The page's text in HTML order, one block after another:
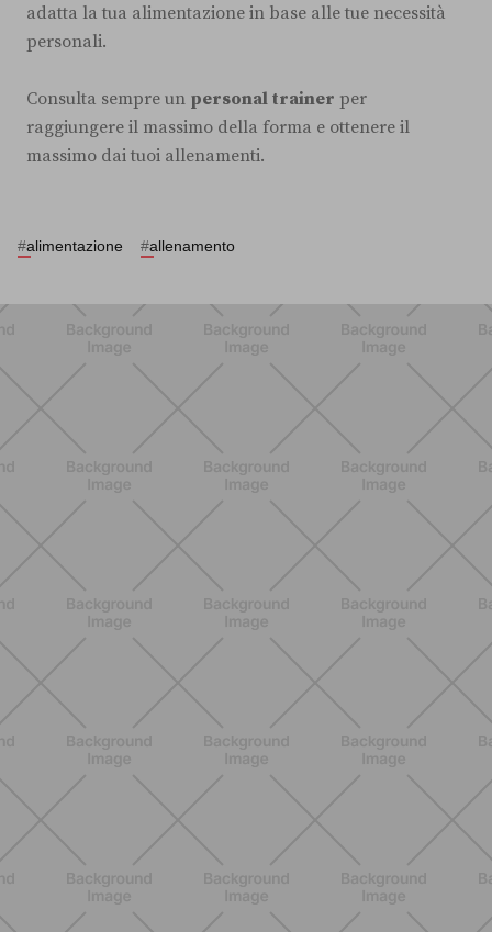
adatta la tua alimentazione in base alle tue necessità
personali.
Consulta sempre un personal trainer per
raggiungere il massimo della forma e ottenere il
massimo dai tuoi allenamenti.
#alimentazione #allenamento